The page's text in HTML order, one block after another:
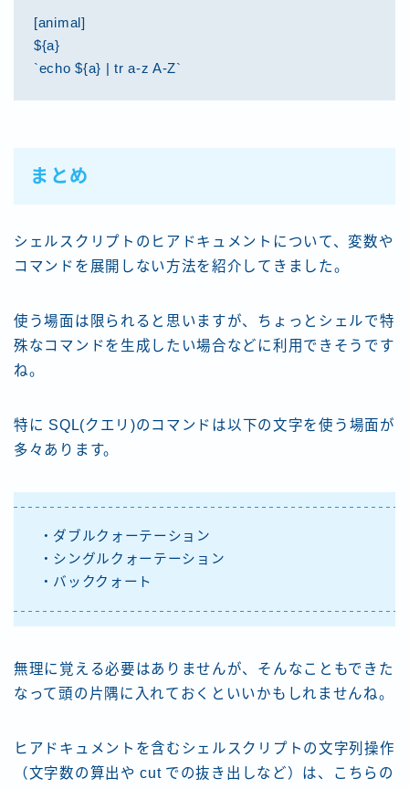
[animal]
${a}
`echo ${a} | tr a-z A-Z`
まとめ
シェルスクリプトのヒアドキュメントについて、変数や
コマンドを展開しない方法を紹介してきました。
使う場面は限られると思いますが、ちょっとシェルで特
殊なコマンドを生成したい場合などに利用できそうです
ね。
特に SQL(クエリ)のコマンドは以下の文字を使う場面が
多々あります。
・ダブルクォーテーション
・シングルクォーテーション
・バッククォート
無理に覚える必要はありませんが、そんなこともできた
なって頭の片隅に入れておくといいかもしれませんね。
ヒアドキュメントを含むシェルスクリプトの文字列操作
（文字数の算出や cut での抜き出しなど）は、こちらの